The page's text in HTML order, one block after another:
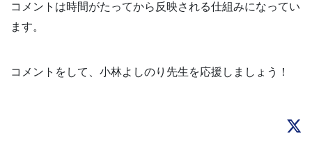
コメントは時間がたってから反映される仕組みになってい
ます。
コメントをして、小林よしのり先生を応援しましょう！